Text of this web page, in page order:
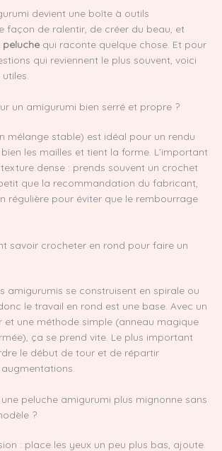
devient une boîte à outils
façon de ralentir, de créer du beau, et
peluche qui raconte quelque chose. Et pour
qui reviennent le plus souvent, voici
un amigurumi bien serré et propre ?
mélange stable) est idéal pour un rendu
les mailles et tient la forme. L’important
dense : prends souvent un crochet
que la recommandation du fabricant,
régulière pour éviter que le rembourrage
savoir crocheter en rond pour faire un
amigurumis se construisent en spirale ou
le travail en rond est une base. Avec un
et une méthode simple (anneau magique
ça se prend vite. Le plus important
le début de tour et de répartir
peluche amigurumi plus mignonne sans
?
: place les yeux un peu plus bas, ajoute